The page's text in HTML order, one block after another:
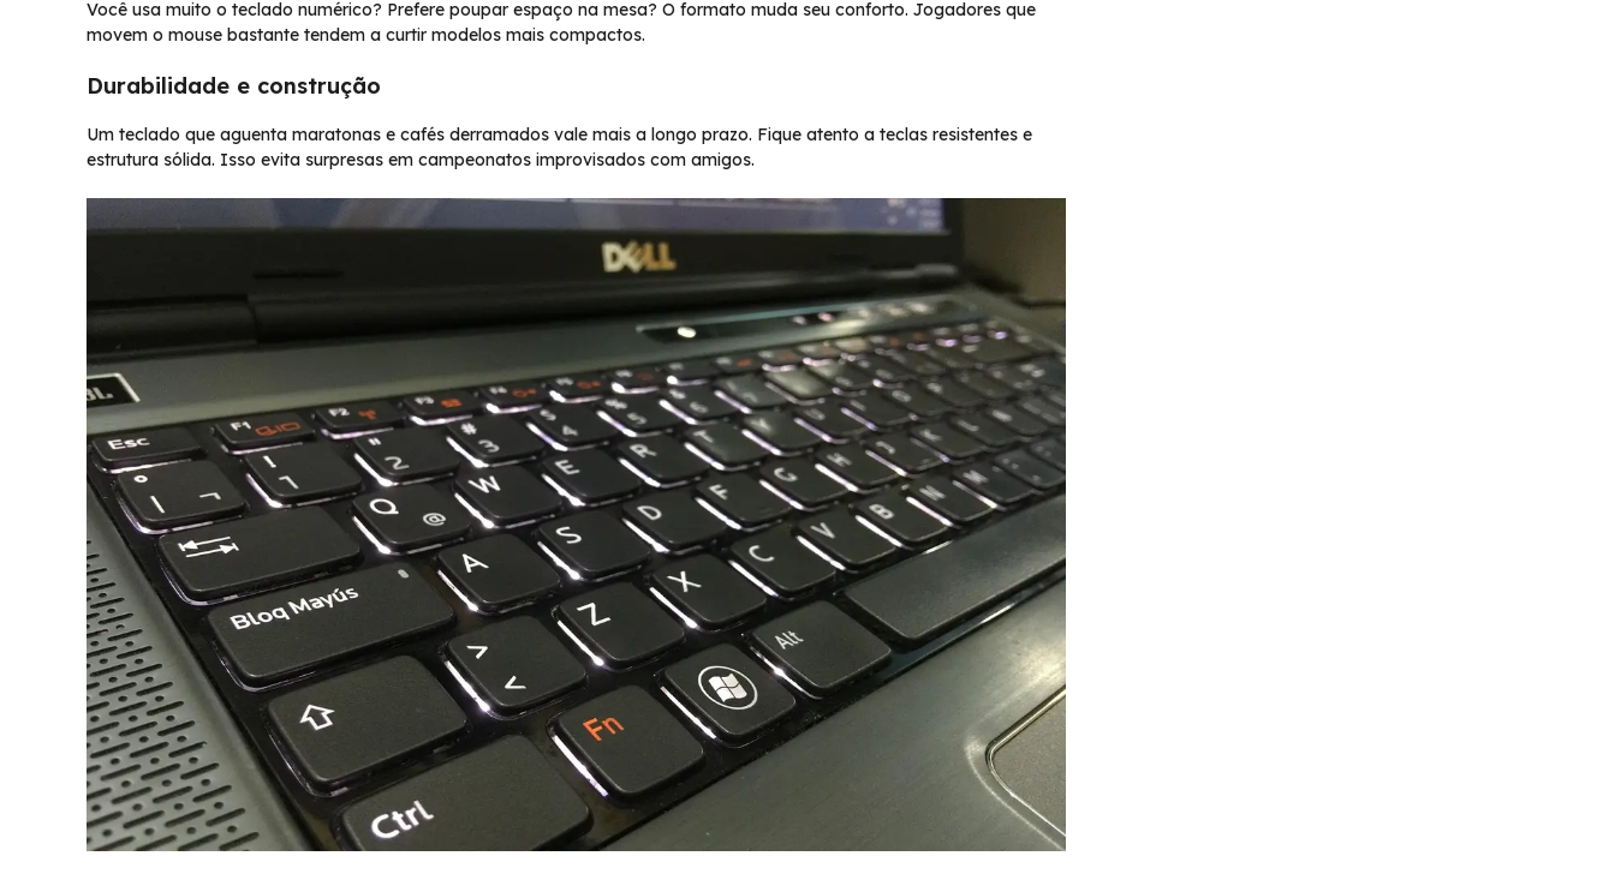
Você usa muito o teclado numérico? Prefere poupar espaço na mesa? O formato muda seu conforto. Jogadores que
movem o mouse bastante tendem a curtir modelos mais compactos.
Durabilidade e construção
Um teclado que aguenta maratonas e cafés derramados vale mais a longo prazo. Fique atento a teclas resistentes e
estrutura sólida. Isso evita surpresas em campeonatos improvisados com amigos.